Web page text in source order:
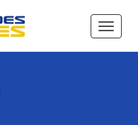
Ver